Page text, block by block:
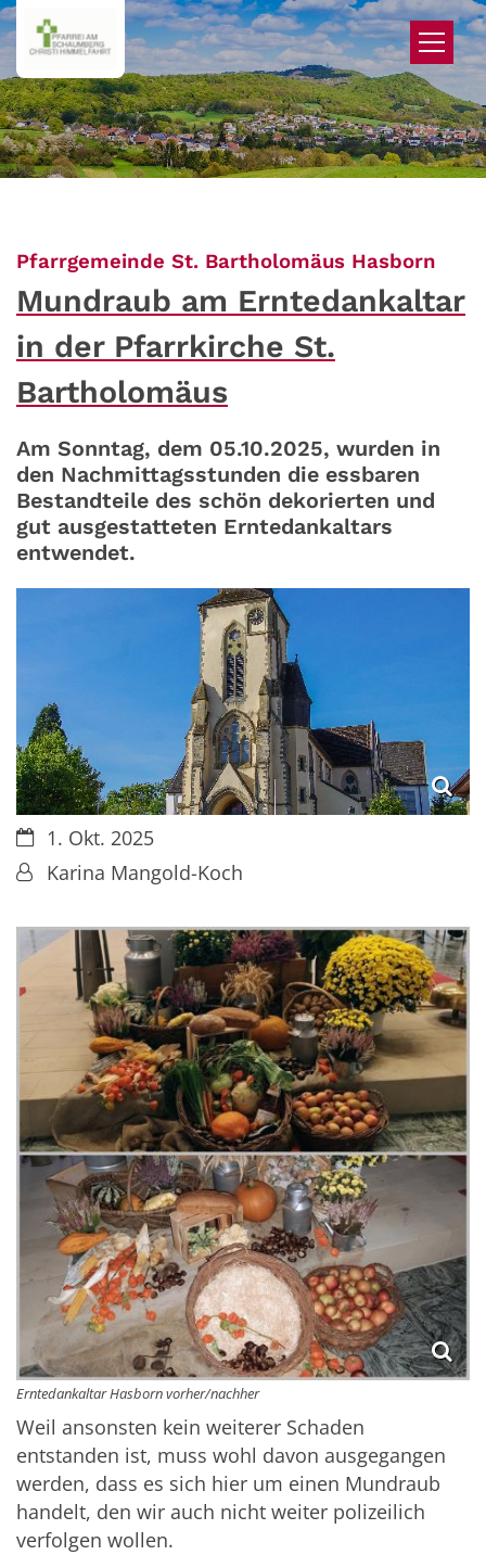
Zum Inhalt springen
Pfarrgemeinde St. Bartholomäus Hasborn
Mundraub am Erntedankaltar
in der Pfarrkirche St.
Bartholomäus
Am Sonntag, dem 05.10.2025, wurden in
den Nachmittagsstunden die essbaren
Bestandteile des schön dekorierten und
gut ausgestatteten Erntedankaltars
entwendet.
Datum:1. Okt. 2025
Von:Karina Mangold-Koch
Erntedankaltar Hasborn vorher/nachher
Weil ansonsten kein weiterer Schaden
entstanden ist, muss wohl davon ausgegangen
werden, dass es sich hier um einen Mundraub
handelt, den wir auch nicht weiter polizeilich
verfolgen wollen.